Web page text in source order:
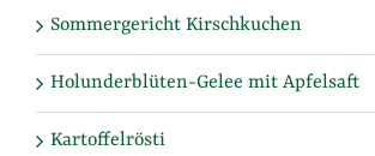
Sommergericht Kirschkuchen
Holunderblüten-Gelee mit Apfelsaft
Kartoffelrösti